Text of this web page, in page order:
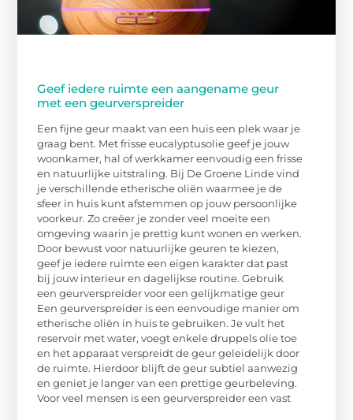
Geef iedere ruimte een aangename geur
met een geurverspreider
Een fijne geur maakt van een huis een plek waar je
graag bent. Met frisse eucalyptusolie geef je jouw
woonkamer, hal of werkkamer eenvoudig een frisse
en natuurlijke uitstraling. Bij De Groene Linde vind
je verschillende etherische oliën waarmee je de
sfeer in huis kunt afstemmen op jouw persoonlijke
voorkeur. Zo creëer je zonder veel moeite een
omgeving waarin je prettig kunt wonen en werken.
Door bewust voor natuurlijke geuren te kiezen,
geef je iedere ruimte een eigen karakter dat past
bij jouw interieur en dagelijkse routine. Gebruik
een geurverspreider voor een gelijkmatige geur
Een geurverspreider is een eenvoudige manier om
etherische oliën in huis te gebruiken. Je vult het
reservoir met water, voegt enkele druppels olie toe
en het apparaat verspreidt de geur geleidelijk door
de ruimte. Hierdoor blijft de geur subtiel aanwezig
en geniet je langer van een prettige geurbeleving.
Voor veel mensen is een geurverspreider een vast